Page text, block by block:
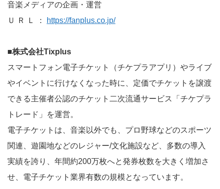
音楽メディアの企画・運営
Ｕ Ｒ Ｌ ：
https://fanplus.co.jp/
■株式会社Tixplus
スマートフォン電子チケット（チケプラアプリ）やライブ
やイベントに行けなくなった時に、定価でチケットを譲渡
できる主催者公認のチケット二次流通サービス「チケプラ
トレード」を運営。
電子チケットは、音楽以外でも、プロ野球などのスポーツ
関連、遊園地などのレジャー/文化施設など、多数の導入
実績を誇り、年間約200万枚へと発券枚数を大きく増加さ
せ、電子チケット業界有数の規模となっています。